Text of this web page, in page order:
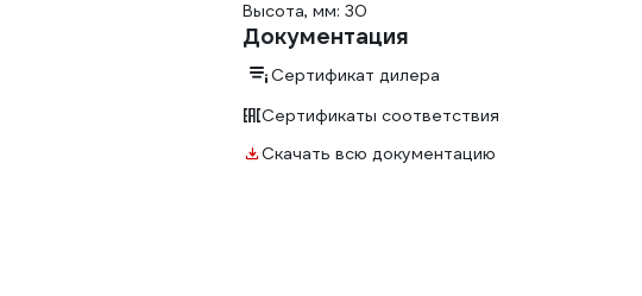
Высота, мм: 30
Документация
Сертификат дилера
Сертификаты соответствия
Скачать всю документацию